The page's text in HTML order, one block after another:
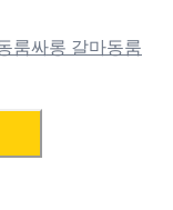
룸싸롱 갈마동룸